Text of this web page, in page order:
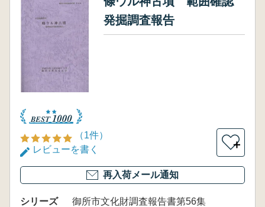
発掘調査報告
（1件）
レビューを書く
＋
再入荷メール通知
シリーズ
御所市文化財調査報告書第56集